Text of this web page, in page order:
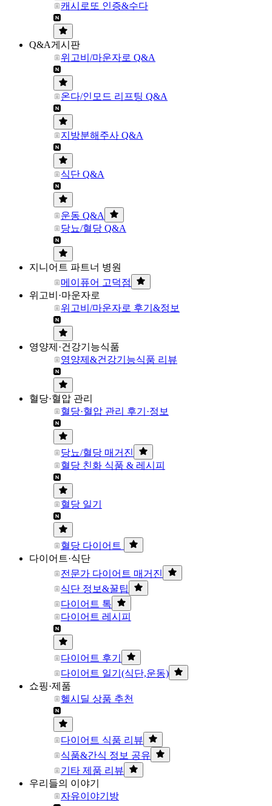
캐시로또 인증&수다
Q&A게시판
위고비/마운자로 Q&A
온다/인모드 리프팅 Q&A
지방분해주사 Q&A
식단 Q&A
운동 Q&A
당뇨/혈당 Q&A
지니어트 파트너 병원
메이퓨어 고덕점
위고비·마운자로
위고비/마운자로 후기&정보
영양제·건강기능식품
영양제&건강기능식품 리뷰
혈당·혈압 관리
혈당·혈압 관리 후기·정보
당뇨/혈당 매거진
혈당 친화 식품 & 레시피
혈당 일기
혈당 다이어트
다이어트·식단
전문가 다이어트 매거진
식단 정보&꿀팁
다이어트 톡
다이어트 레시피
다이어트 후기
다이어트 일기(식단,운동)
쇼핑·제품
헬시딜 상품 추천
다이어트 식품 리뷰
식품&간식 정보 공유
기타 제품 리뷰
우리들의 이야기
자유이야기방